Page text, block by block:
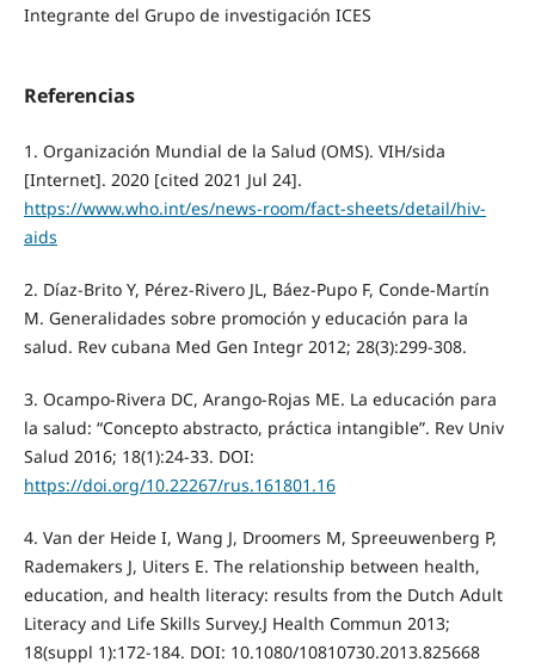
Integrante del Grupo de investigación ICES
Referencias
1. Organización Mundial de la Salud (OMS). VIH/sida
[Internet]. 2020 [cited 2021 Jul 24].
https://www.who.int/es/news-room/fact-sheets/detail/hiv-
aids
2. Díaz-Brito Y, Pérez-Rivero JL, Báez-Pupo F, Conde-Martín
M. Generalidades sobre promoción y educación para la
salud. Rev cubana Med Gen Integr 2012; 28(3):299-308.
3. Ocampo-Rivera DC, Arango-Rojas ME. La educación para
la salud: “Concepto abstracto, práctica intangible”. Rev Univ
Salud 2016; 18(1):24-33. DOI:
https://doi.org/10.22267/rus.161801.16
4. Van der Heide I, Wang J, Droomers M, Spreeuwenberg P,
Rademakers J, Uiters E. The relationship between health,
education, and health literacy: results from the Dutch Adult
Literacy and Life Skills Survey.J Health Commun 2013;
18(suppl 1):172-184. DOI: 10.1080/10810730.2013.825668